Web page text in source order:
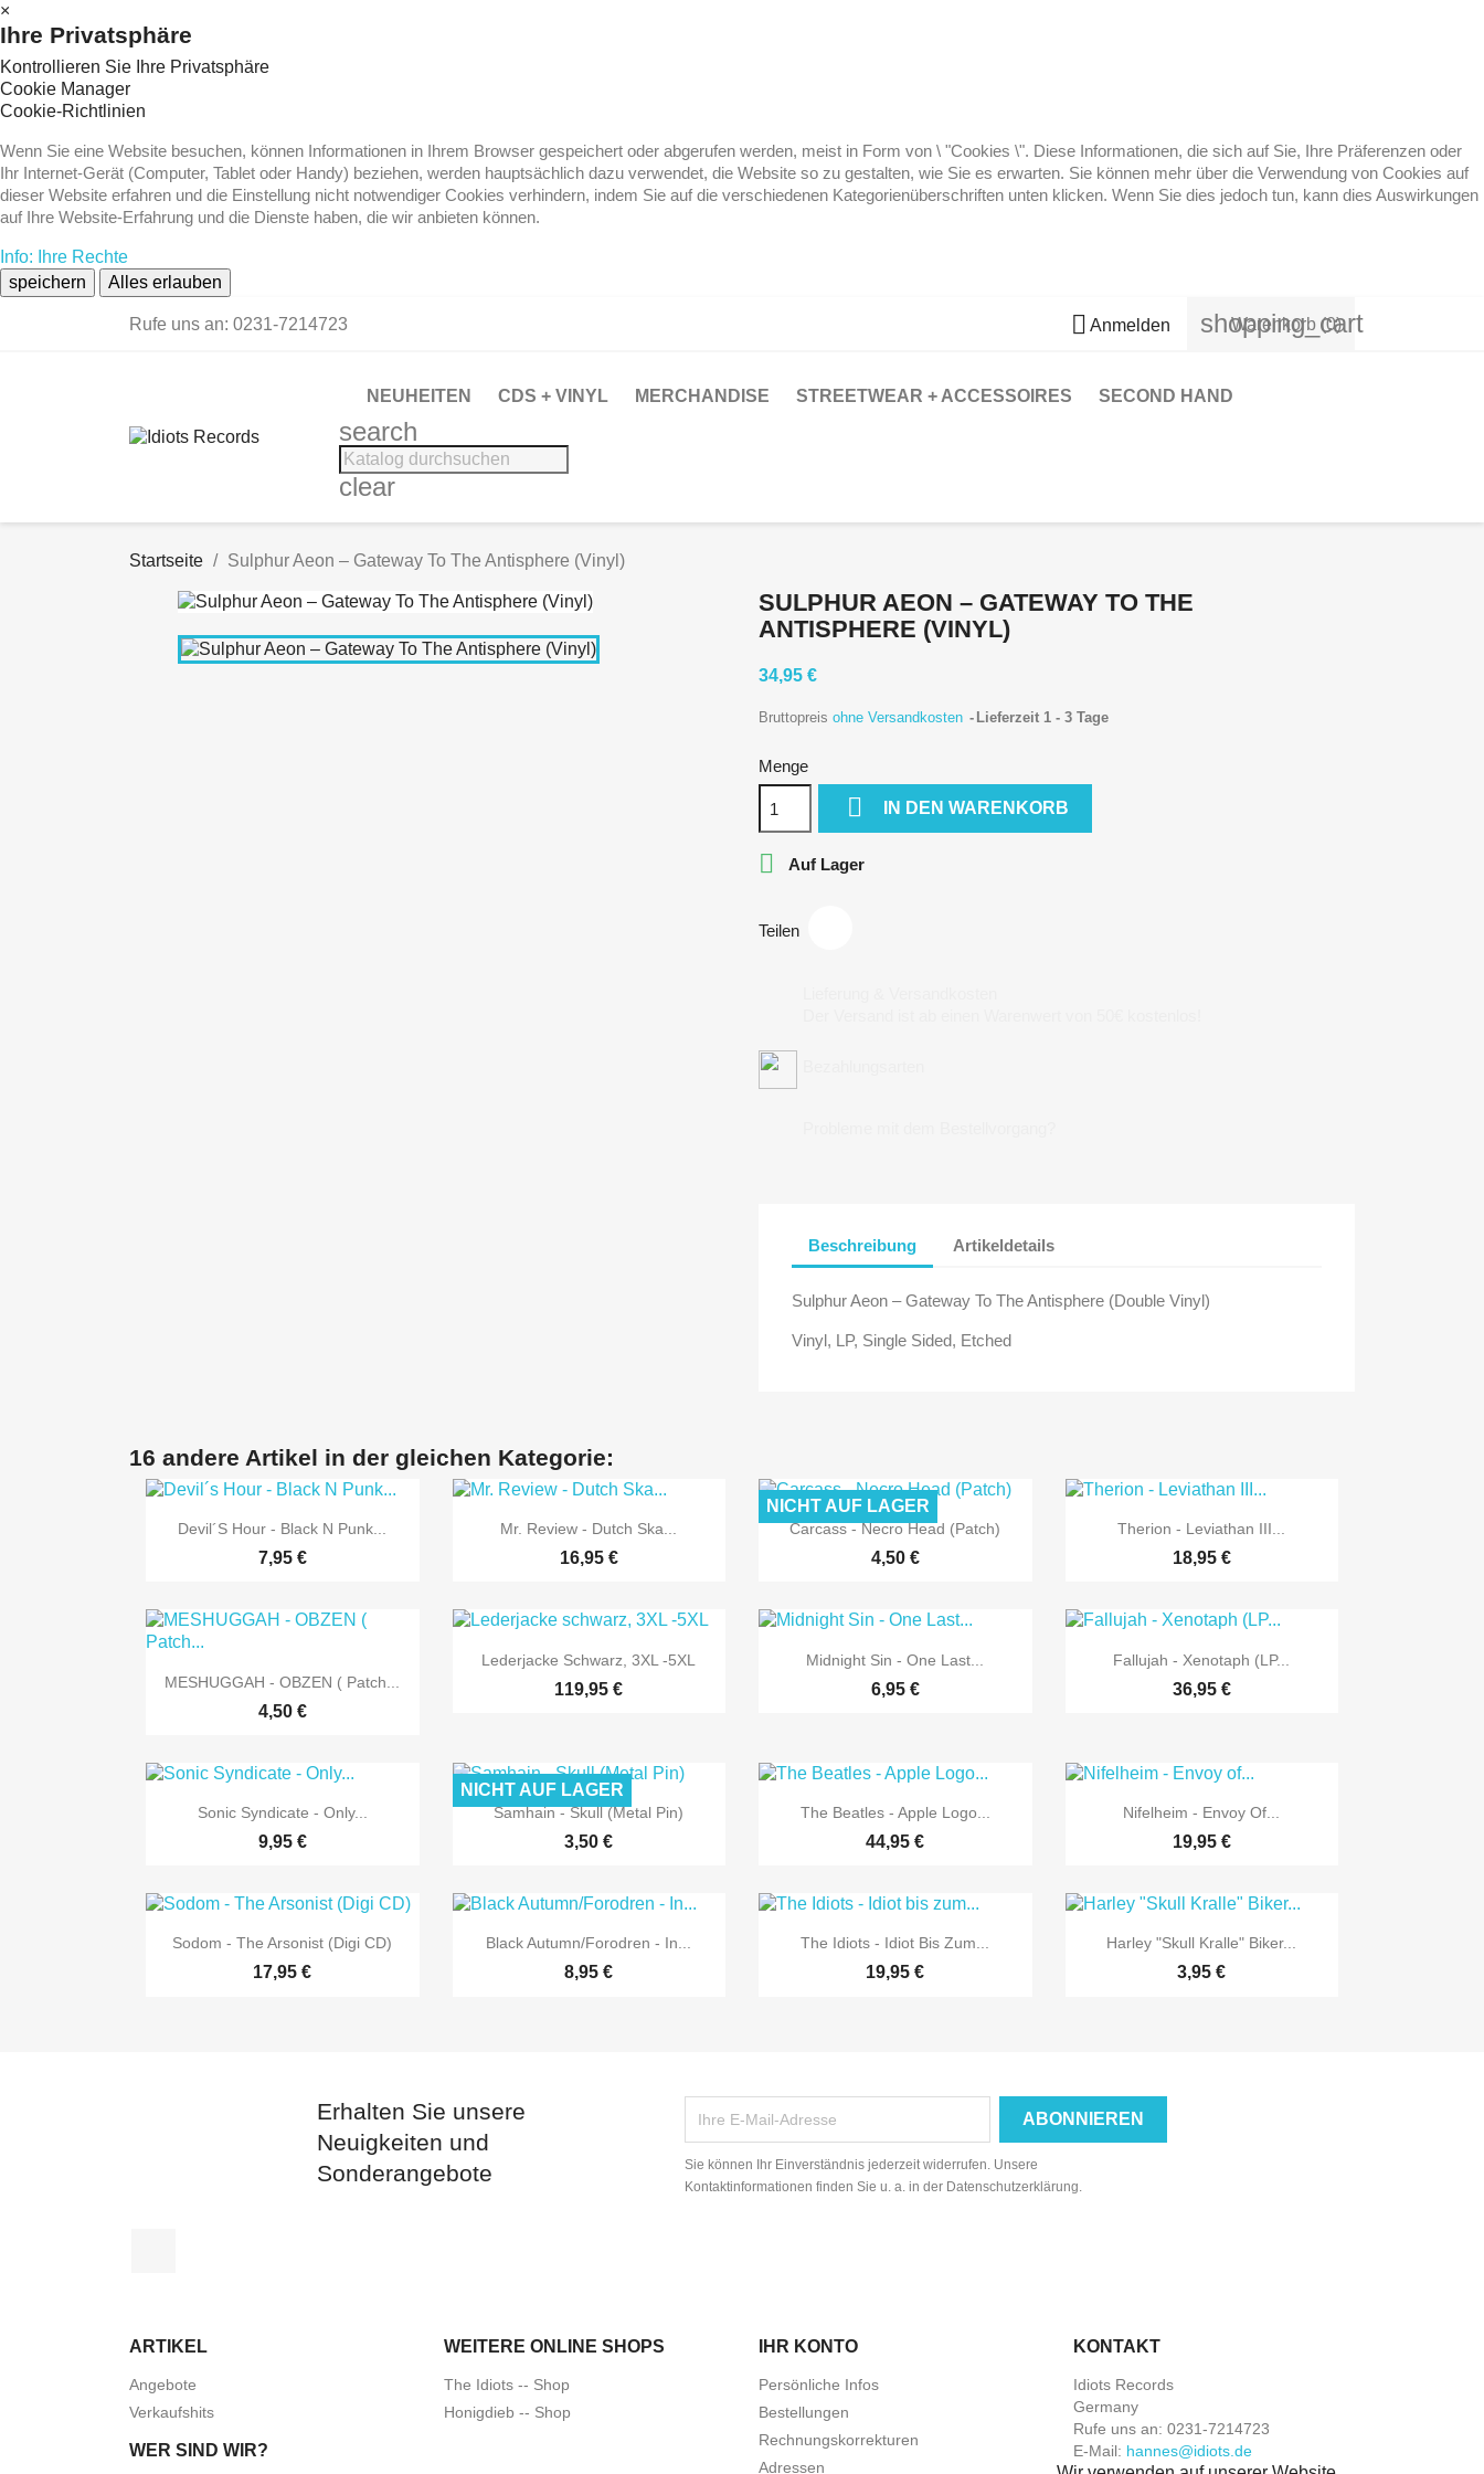
×
Ihre Privatsphäre
Kontrollieren Sie Ihre Privatsphäre
Cookie Manager
Cookie-Richtlinien
Wenn Sie eine Website besuchen, können Informationen in Ihrem Browser gespeichert oder abgerufen werden, meist in Form von \ "Cookies \". Diese Informationen, die sich auf Sie, Ihre Präferenzen oder
Ihr Internet-Gerät (Computer, Tablet oder Handy) beziehen, werden hauptsächlich dazu verwendet, die Website so zu gestalten, wie Sie es erwarten. Sie können mehr über die Verwendung von Cookies auf
dieser Website erfahren und die Einstellung nicht notwendiger Cookies verhindern, indem Sie auf die verschiedenen Kategorienüberschriften unten klicken. Wenn Sie dies jedoch tun, kann dies Auswirkungen
auf Ihre Website-Erfahrung und die Dienste haben, die wir anbieten können.
Info: Ihre Rechte
speichern
Alles erlauben
Rufe uns an: 0231-7214723  Anmelden shopping_cart
Warenkorb (0)
NEUHEITEN CDS + VINYL MERCHANDISE STREETWEAR + ACCESSOIRES SECOND HAND
search
clear
Startseite Sulphur Aeon ‎– Gateway To The Antisphere (Vinyl)
SULPHUR AEON ‎– GATEWAY TO THE
ANTISPHERE (VINYL)
34,95 €
Bruttopreis ohne Versandkosten Lieferzeit 1 - 3 Tage
Menge
 IN DEN WARENKORB
 Auf Lager
Teilen
Beschreibung Artikeldetails
Sulphur Aeon ‎– Gateway To The Antisphere (Double Vinyl)
Vinyl, LP, Single Sided, Etched
16 andere Artikel in der gleichen Kategorie:
 Vorschau
Devil´s Hour - Black N Punk...
7,95 €
 Vorschau
Mr. Review - Dutch Ska...
16,95 €
 Vorschau
Carcass - Necro Head (Patch)
4,50 €
NICHT AUF LAGER
 Vorschau
Therion - Leviathan III...
18,95 €
 Vorschau
MESHUGGAH - OBZEN ( Patch...
4,50 €
 Vorschau
Lederjacke Schwarz, 3XL -5XL
119,95 €
 Vorschau
Midnight Sin - One Last...
6,95 €
 Vorschau
Fallujah - Xenotaph (LP...
36,95 €
 Vorschau
Sonic Syndicate - Only...
9,95 €
 Vorschau
Samhain - Skull (Metal Pin)
3,50 €
NICHT AUF LAGER
 Vorschau
The Beatles - Apple Logo...
44,95 €
 Vorschau
Nifelheim - Envoy Of...
19,95 €
 Vorschau
Sodom - The Arsonist (Digi CD)
17,95 €
 Vorschau
Black Autumn/Forodren - In...
8,95 €
 Vorschau
The Idiots - Idiot Bis Zum...
19,95 €
 Vorschau
Harley "Skull Kralle" Biker...
3,95 €
Erhalten Sie unsere
Neuigkeiten und
Sonderangebote
Sie können Ihr Einverständnis jederzeit widerrufen. Unsere
Kontaktinformationen finden Sie u. a. in der Datenschutzerklärung.
ARTIKEL
Angebote
Verkaufshits
WEITERE ONLINE SHOPS
The Idiots -- Shop
Honigdieb -- Shop
WER SIND WIR?
IHR KONTO
Persönliche Infos
Bestellungen
Rechnungskorrekturen
Adressen
KONTAKT
Idiots Records
Germany
Rufe uns an: 0231-7214723
E-Mail: hannes@idiots.de